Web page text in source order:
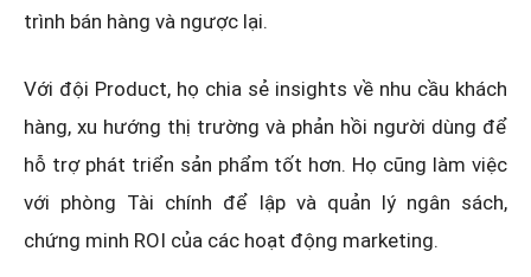
trình bán hàng và ngược lại.
Với đội Product, họ chia sẻ insights về nhu cầu khách
hàng, xu hướng thị trường và phản hồi người dùng để
hỗ trợ phát triển sản phẩm tốt hơn. Họ cũng làm việc
với phòng Tài chính để lập và quản lý ngân sách,
chứng minh ROI của các hoạt động marketing.